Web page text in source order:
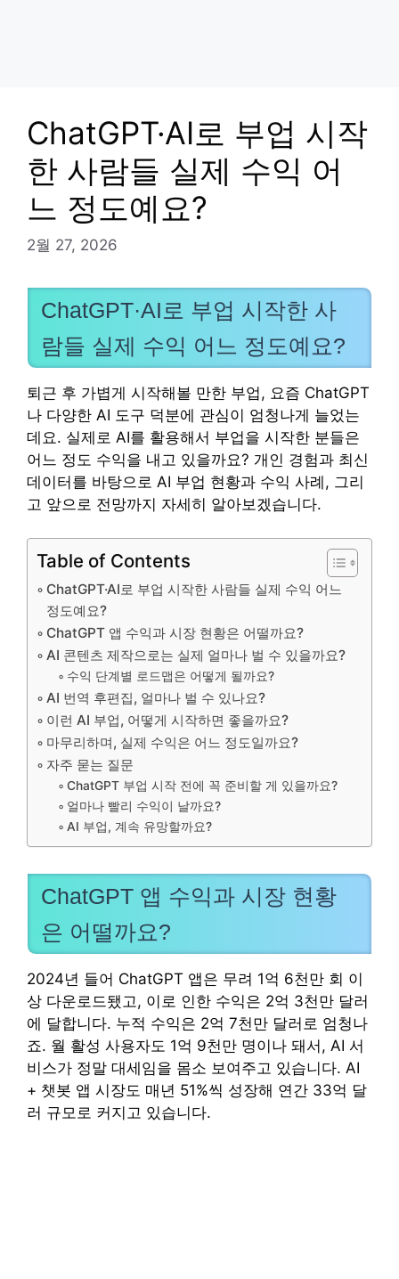
ChatGPT·AI로 부업 시작
한 사람들 실제 수익 어
느 정도예요?
2월 27, 2026
ChatGPT·AI로 부업 시작한 사
람들 실제 수익 어느 정도예요?
퇴근 후 가볍게 시작해볼 만한 부업, 요즘 ChatGPT
나 다양한 AI 도구 덕분에 관심이 엄청나게 늘었는
데요. 실제로 AI를 활용해서 부업을 시작한 분들은
어느 정도 수익을 내고 있을까요? 개인 경험과 최신
데이터를 바탕으로 AI 부업 현황과 수익 사례, 그리
고 앞으로 전망까지 자세히 알아보겠습니다.
Table of Contents
ChatGPT·AI로 부업 시작한 사람들 실제 수익 어느
정도예요?
ChatGPT 앱 수익과 시장 현황은 어떨까요?
AI 콘텐츠 제작으로는 실제 얼마나 벌 수 있을까요?
수익 단계별 로드맵은 어떻게 될까요?
AI 번역 후편집, 얼마나 벌 수 있나요?
이런 AI 부업, 어떻게 시작하면 좋을까요?
마무리하며, 실제 수익은 어느 정도일까요?
자주 묻는 질문
ChatGPT 부업 시작 전에 꼭 준비할 게 있을까요?
얼마나 빨리 수익이 날까요?
AI 부업, 계속 유망할까요?
ChatGPT 앱 수익과 시장 현황
은 어떨까요?
2024년 들어 ChatGPT 앱은 무려 1억 6천만 회 이
상 다운로드됐고, 이로 인한 수익은 2억 3천만 달러
에 달합니다. 누적 수익은 2억 7천만 달러로 엄청나
죠. 월 활성 사용자도 1억 9천만 명이나 돼서, AI 서
비스가 정말 대세임을 몸소 보여주고 있습니다. AI
+ 챗봇 앱 시장도 매년 51%씩 성장해 연간 33억 달
러 규모로 커지고 있습니다.